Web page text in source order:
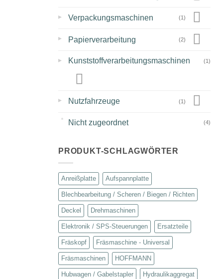
▸ Verpackungsmaschinen (1)
▸ Papierverarbeitung (2)
▸ Kunststoffverarbeitungsmaschinen (1)
▸ Nutzfahrzeuge (1)
Nicht zugeordnet (4)
PRODUKT-SCHLAGWÖRTER
Anreißplatte Aufspannplatte
Blechbearbeitung / Scheren / Biegen / Richten
Deckel Drehmaschinen
Elektronik / SPS-Steuerungen Ersatzteile
Fräskopf Fräsmaschine - Universal
Fräsmaschinen HOFFMANN
Hubwagen / Gabelstapler Hydraulikaggregat